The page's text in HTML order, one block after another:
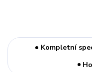
Kompletní